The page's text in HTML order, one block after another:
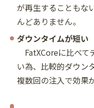
が再生することもな
んどありません。
ダウンタイムが短い
FatXCoreに比べて
い為、比較的ダウン
複数回の注入で効果